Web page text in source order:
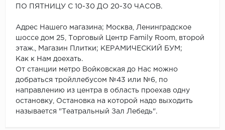
ПО ПЯТНИЦУ С 10-30 ДО 20-30 ЧАСОВ.
Адрес Нашего магазина; Москва, Ленинградское
шоссе дом 25, Торговый Центр Family Room, второй
этаж., Магазин Плитки; КЕРАМИЧЕСКИЙ БУМ;
Как к Нам доехать.
От станции метро Войковская до Нас можно
добраться тройллебусом №43 или №6, по
направлению из центра в область проехав одну
остановку, Остановка на которой надо выходить
называется "Театральный Зал Лебедь".